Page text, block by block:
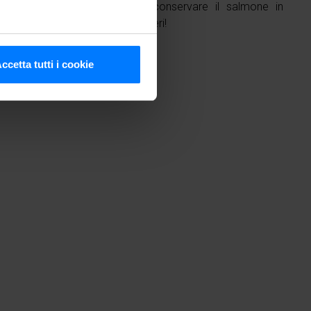
(impronte digitali).
e analizzare il nostro
occupano di analisi dei
tutti i cookie
post-marinatura, puoi conservare il salmone in
ogni volta che lo desideri!